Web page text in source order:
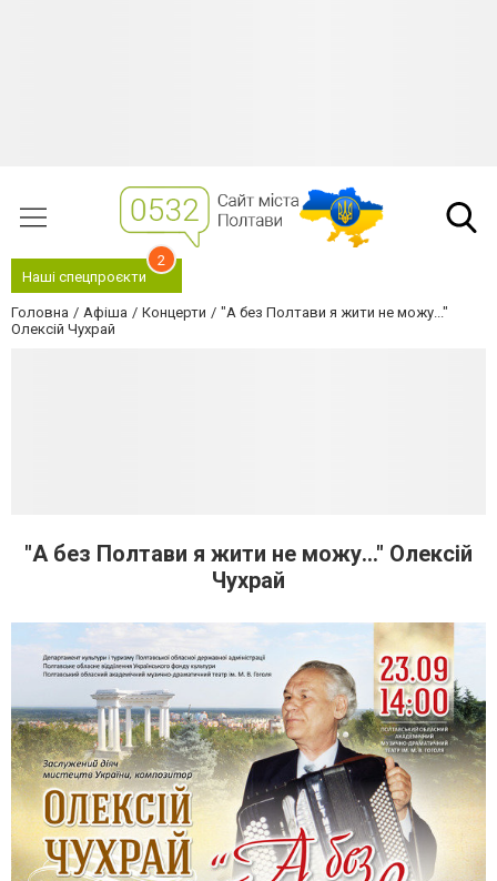
Наші спецпроєкти
2
Головна Афіша Концерти
"А без Полтави я жити не можу..."
Олексій Чухрай
"А без Полтави я жити не можу..." Олексій
Чухрай